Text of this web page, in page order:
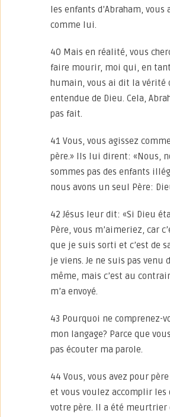
les enfants d’Abraham, vous
comme lui.
40 Mais en réalité, vous
faire mourir, moi qui, en
humain, vous ai dit la vérité
entendue de Dieu. Cela,
pas fait.
41 Vous, vous agissez
père.» Ils lui dirent: «Nous,
sommes pas des enfants
nous avons un seul Père:
42 Jésus leur dit: «Si Dieu
Père, vous m’aimeriez, car
que je suis sorti et c’est de
je viens. Je ne suis pas venu
même, mais c’est au
m’a envoyé.
43 Pourquoi ne comprenez-
mon langage? Parce que
pas écouter ma parole.
44 Vous, vous avez pour
et vous voulez accomplir les
votre père. Il a été meurtrier